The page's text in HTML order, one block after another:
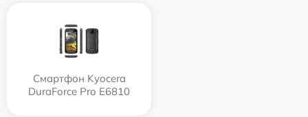
Смартфон Kyocera
DuraForce Pro E6810